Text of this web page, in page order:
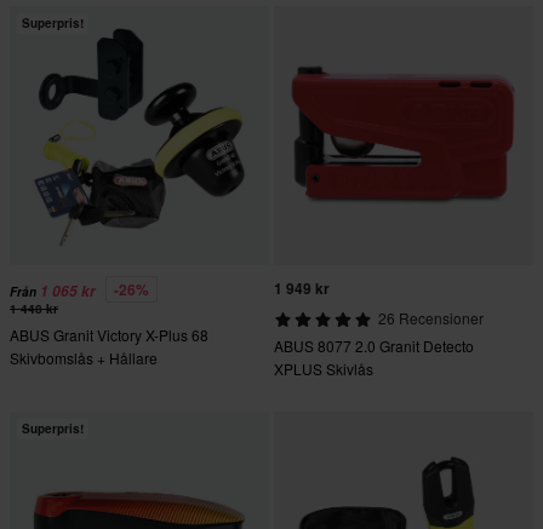
Superpris!
Från 1 065 kr -26%
1 448 kr
ABUS Granit Victory X-Plus 68
Skivbomslås + Hållare
1 949 kr
26 Recensioner
ABUS 8077 2.0 Granit Detecto
XPLUS Skivlås
Superpris!